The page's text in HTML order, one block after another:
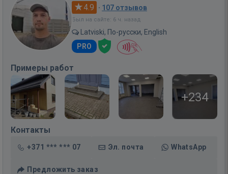
4.9 · 107 отзывов
Был на сайте: 6 ч. назад
Latviski, По-русски, English
PRO
Примеры работ
+234
Контакты
+371 *** *** 07 Эл. почта WhatsApp
Предложить заказ